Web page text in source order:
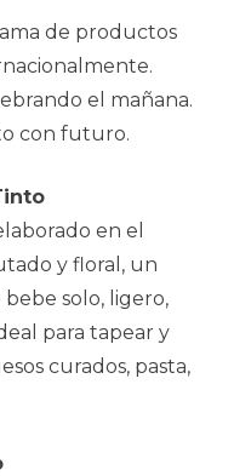
de productos
el mañana.
con futuro.
en el
y floral, un
bebe solo, ligero,
para tapear y
curados, pasta,